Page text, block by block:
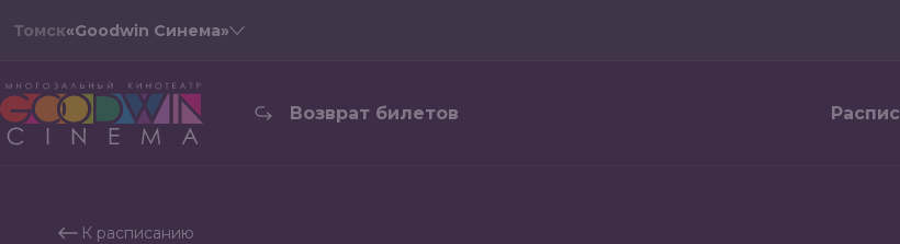
Томск«Goodwin Синема»
Возврат билетов
К расписанию